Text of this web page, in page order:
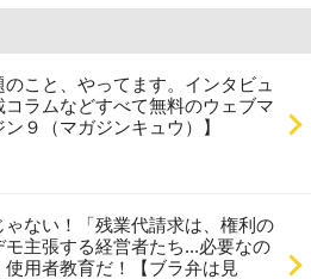
こと、やってます。インタビュ
コラムなどすべて無料のウェブマ
９（マガジンキュウ）】
ない！「残業代請求は、権利の
主張する経営者たち...必要なの
使用者教育だ！【ブラ弁は見